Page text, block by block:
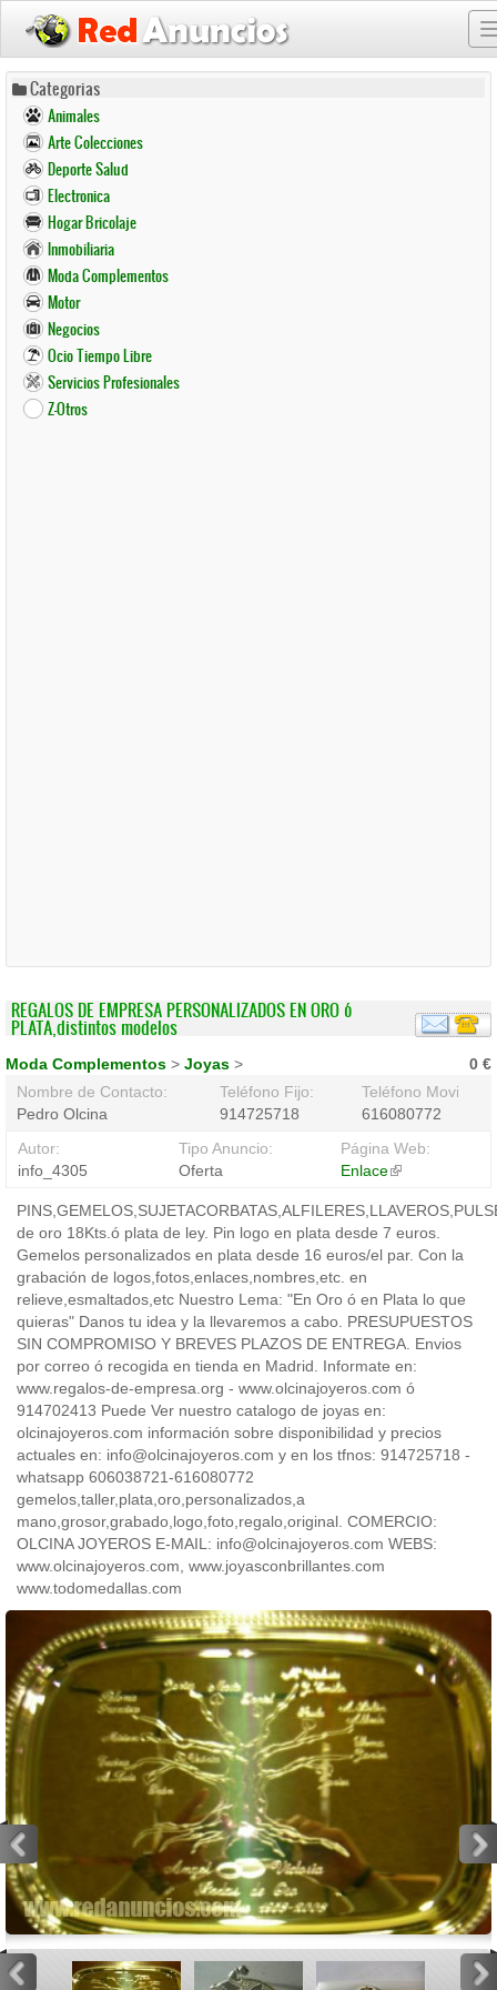
Pasar
contenido
principal
Categorias
Animales
Arte Colecciones
Deporte Salud
Electronica
Hogar Bricolaje
Inmobiliaria
Moda Complementos
Motor
Negocios
Ocio Tiempo Libre
Servicios Profesionales
Z-Otros
REGALOS DE EMPRESA PERSONALIZADOS EN ORO ó
PLATA,distintos modelos
0 €
Moda Complementos > Joyas >
Nombre de Contacto:
Pedro Olcina
Teléfono Fijo:
914725718
Teléfono Movil:
616080772
Autor:
info_4305
Tipo Anuncio:
Oferta
Página Web:
Enlace(link
external)
de oro 18Kts.ó plata de ley. Pin logo en plata desde 7 euros.
Gemelos personalizados en plata desde 16 euros/el par. Con la
grabación de logos,fotos,enlaces,nombres,etc. en
relieve,esmaltados,etc Nuestro Lema: "En Oro ó en Plata lo que
quieras" Danos tu idea y la llevaremos a cabo. PRESUPUESTOS
SIN COMPROMISO Y BREVES PLAZOS DE ENTREGA. Envios
por correo ó recogida en tienda en Madrid. Informate en:
www.regalos-de-empresa.org - www.olcinajoyeros.com ó
914702413 Puede Ver nuestro catalogo de joyas en:
olcinajoyeros.com información sobre disponibilidad y precios
actuales en: info@olcinajoyeros.com y en los tfnos: 914725718 -
whatsapp 606038721-616080772
gemelos,taller,plata,oro,personalizados,a
mano,grosor,grabado,logo,foto,regalo,original. COMERCIO:
OLCINA JOYEROS E-MAIL: info@olcinajoyeros.com WEBS:
www.olcinajoyeros.com, www.joyasconbrillantes.com
www.todomedallas.com
< >